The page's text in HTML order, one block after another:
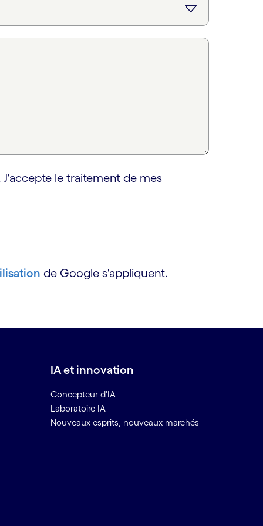
le traitement de mes
de Google s'appliquent.
IA et innovation
Concepteur d'IA
Laboratoire IA
Nouveaux esprits, nouveaux marchés